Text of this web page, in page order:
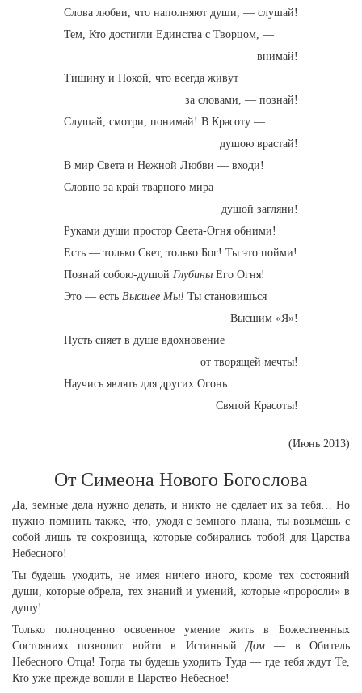
Слова любви, что наполняют души, — слушай!
Тем, Кто достигли Единства с Творцом, —
внимай!
Тишину и Покой, что всегда живут
за словами, — познай!
Слушай, смотри, понимай! В Красоту —
душою врастай!
В мир Света и Нежной Любви — входи!
Словно за край тварного мира —
душой загляни!
Руками души простор Света-Огня обними!
Есть — только Свет, только Бог! Ты это пойми!
Познай собою-душой Глубины Его Огня!
Это — есть Высшее Мы! Ты становишься
Высшим «Я»!
Пусть сияет в душе вдохновение
от творящей мечты!
Научись являть для других Огонь
Святой Красоты!
(Июнь 2013)
От Симеона Нового Богослова
Да, земные дела нужно делать, и никто не сделает их за тебя… Но
нужно помнить также, что, уходя с земного плана, ты возьмёшь с
собой лишь те cокровища, которые собирались тобой для Царства
Небесного!
Ты будешь уходить, не имея ничего иного, кроме тех состояний
души, которые обрела, тех знаний и умений, которые «проросли» в
душу!
Только полноценно освоенное умение жить в Божественных
Состояниях позволит войти в ИстинныйДом— в Обитель
Небесного Отца! Тогда ты будешь уходить Туда — где тебя ждут Те,
Кто уже прежде вошли в Царство Небесное!